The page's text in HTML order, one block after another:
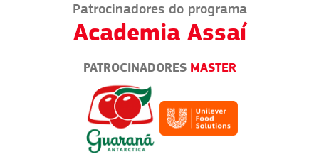
Patrocinadores do programa
Academia Assaí
PATROCINADORES MASTER